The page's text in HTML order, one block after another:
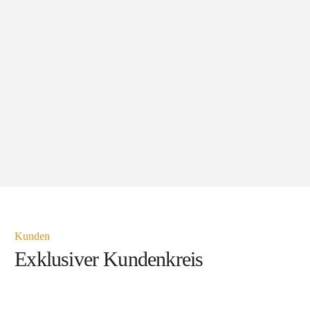
Kunden
Exklusiver Kundenkreis